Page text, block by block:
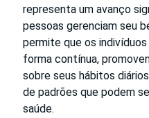
representa um avanço
pessoas gerenciam seu
permite que os
forma contínua,
sobre seus hábitos
de padrões que podem
saúde.